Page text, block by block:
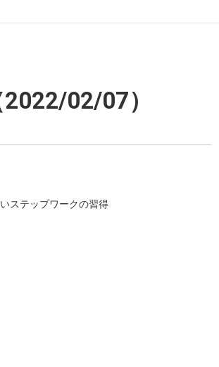
02/07）
ステップワークの習得